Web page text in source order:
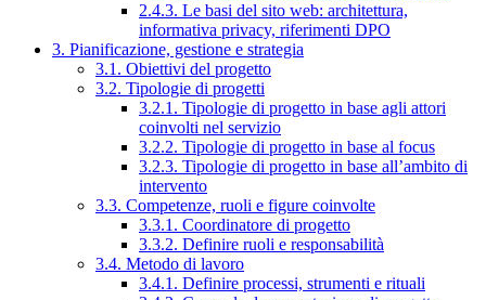
2.4.3. Le basi del sito web: architettura,
informativa privacy, riferimenti DPO
3. Pianificazione, gestione e strategia
3.1. Obiettivi del progetto
3.2. Tipologie di progetti
3.2.1. Tipologie di progetto in base agli attori
coinvolti nel servizio
3.2.2. Tipologie di progetto in base al focus
3.2.3. Tipologie di progetto in base all’ambito di
intervento
3.3. Competenze, ruoli e figure coinvolte
3.3.1. Coordinatore di progetto
3.3.2. Definire ruoli e responsabilità
3.4. Metodo di lavoro
3.4.1. Definire processi, strumenti e rituali